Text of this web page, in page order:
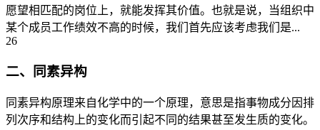
愿望相匹配的岗位上，就能发挥其价值。也就是说，当组织中
某个成员工作绩效不高的时候，我们首先应该考虑我们是...
26
二、同素异构
同素异构原理来自化学中的一个原理，意思是指事物成分因排
列次序和结构上的变化而引起不同的结果甚至发生质的变化。